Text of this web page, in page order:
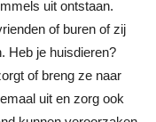
uit ontstaan.
of buren of zij
Heb je huisdieren?
of breng ze naar
uit en zorg ook